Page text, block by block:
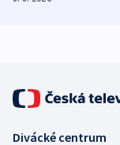
Divácké centrum